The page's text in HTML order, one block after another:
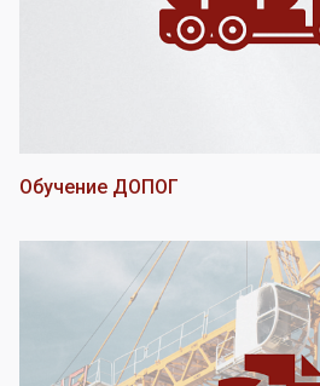
Обучение ДОПОГ